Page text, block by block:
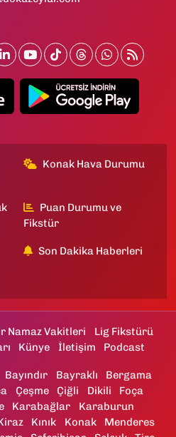
Konak Hava Durumu
Puan Durumu ve
Fikstür
Son Dakika Haberleri
Namaz Vakitleri
Lig Fikstürü
Künye İletişim Podcast
Bayındır Bayraklı
Bergama
Çeşme Çiğli Dikili
Foça
Karabağlar
Karaburun
Kınık Konak
Menderes